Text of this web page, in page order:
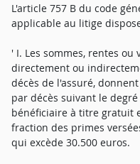
L'article 757 B du code
applicable au litige
' I. Les sommes, rentes
directement ou
décès de l'assuré,
par décès suivant le
bénéficiaire à titre gratuit
fraction des primes
qui excède 30.500 euros.